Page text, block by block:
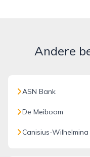
Andere
ASN Bank
De Meiboom
Canisius-